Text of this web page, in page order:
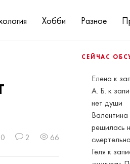
Хобби Разное
СЕЙЧАС
Елена к
А. Б. к
нет души
Валентина
решилась
Геля к
2 66